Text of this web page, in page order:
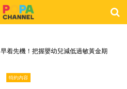
早着先機！把握嬰幼兒減低過敏黃金期
特約內容